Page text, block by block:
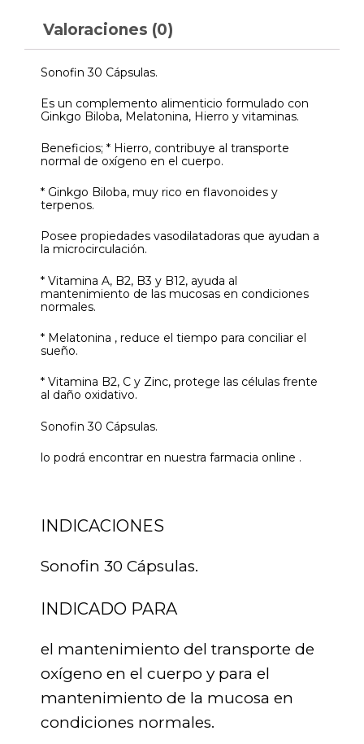
Valoraciones (0)
Sonofin 30 Cápsulas.
Es un complemento alimenticio formulado con
Ginkgo Biloba, Melatonina, Hierro y vitaminas.
Beneficios; * Hierro, contribuye al transporte
normal de oxígeno en el cuerpo.
* Ginkgo Biloba, muy rico en flavonoides y
terpenos.
Posee propiedades vasodilatadoras que ayudan a
la microcirculación.
* Vitamina A, B2, B3 y B12, ayuda al
mantenimiento de las mucosas en condiciones
normales.
* Melatonina , reduce el tiempo para conciliar el
sueño.
* Vitamina B2, C y Zinc, protege las células frente
al daño oxidativo.
Sonofin 30 Cápsulas.
lo podrá encontrar en nuestra farmacia online .
INDICACIONES
Sonofin 30 Cápsulas.
INDICADO PARA
el mantenimiento del transporte de
oxígeno en el cuerpo y para el
mantenimiento de la mucosa en
condiciones normales.